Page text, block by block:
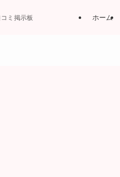
ミ掲示板 ホーム